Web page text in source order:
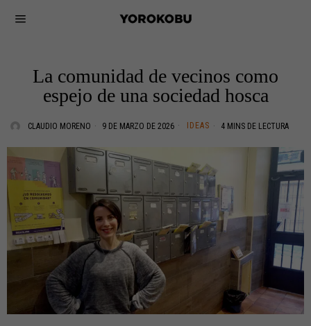
La comunidad de vecinos como
espejo de una sociedad hosca
CLAUDIO MORENO 9 DE MARZO DE 2026 IDEAS 4 MINS DE LECTURA